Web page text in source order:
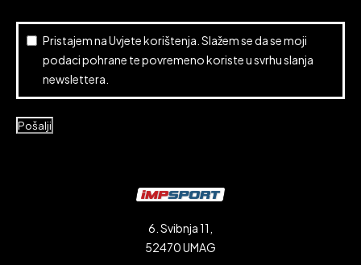
Pristajem naUvjete korištenja . Slažem se da se moji
podaci pohrane te povremeno koriste u svrhu slanja
newslettera.
Pošalji
6. Svibnja 11,
52470 UMAG